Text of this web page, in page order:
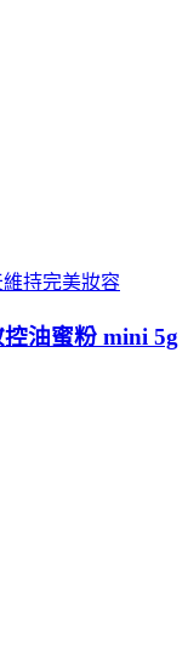
持完美妝容
油蜜粉 mini 5g